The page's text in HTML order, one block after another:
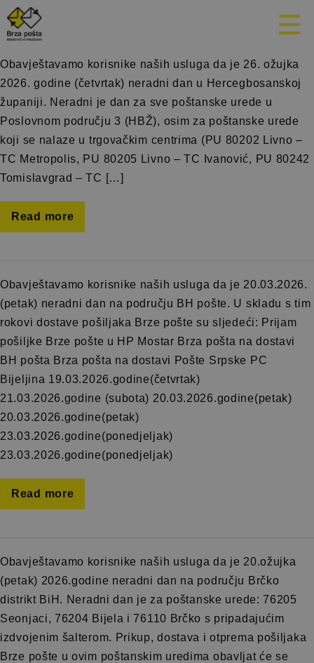
Mjesec:
Obavještavamo korisnike naših usluga da je 26. ožujka
2026. godine (četvrtak) neradni dan u Hercegbosanskoj
županiji. Neradni je dan za sve poštanske urede u
Poslovnom području 3 (HBŽ), osim za poštanske urede
koji se nalaze u trgovačkim centrima (PU 80202 Livno –
TC Metropolis, PU 80205 Livno – TC Ivanović, PU 80242
Tomislavgrad – TC […]
Read more
Obavještavamo korisnike naših usluga da je 20.03.2026.
(petak) neradni dan na području BH pošte. U skladu s tim
rokovi dostave pošiljaka Brze pošte su sljedeći: Prijam
pošiljke Brze pošte u HP Mostar Brza pošta na dostavi
BH pošta Brza pošta na dostavi Pošte Srpske PC
Bijeljina 19.03.2026.godine(četvrtak)
21.03.2026.godine (subota) 20.03.2026.godine(petak)
20.03.2026.godine(petak)
23.03.2026.godine(ponedjeljak)
23.03.2026.godine(ponedjeljak)
Read more
Obavještavamo korisnike naših usluga da je 20.ožujka
(petak) 2026.godine neradni dan na području Brčko
distrikt BiH. Neradni dan je za poštanske urede: 76205
Seonjaci, 76204 Bijela i 76110 Brčko s pripadajućim
izdvojenim šalterom. Prikup, dostava i otprema pošiljaka
Brze pošte u ovim poštanskim uredima obavljat će se